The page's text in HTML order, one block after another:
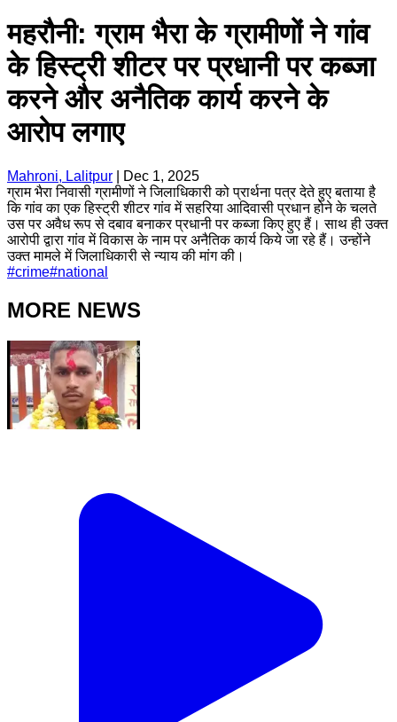
महरौनी: ग्राम भैरा के ग्रामीणों ने गांव
के हिस्ट्री शीटर पर प्रधानी पर कब्जा
करने और अनैतिक कार्य करने के
आरोप लगाए
Mahroni, Lalitpur
Dec 1, 2025
ग्राम भैरा निवासी ग्रामीणों ने जिलाधिकारी को प्रार्थना पत्र देते हुए बताया है
कि गांव का एक हिस्ट्री शीटर गांव में सहरिया आदिवासी प्रधान होने के चलते
उस पर अवैध रूप से दबाव बनाकर प्रधानी पर कब्जा किए हुए हैं। साथ ही उक्त
आरोपी द्वारा गांव में विकास के नाम पर अनैतिक कार्य किये जा रहे हैं। उन्होंने
उक्त मामले में जिलाधिकारी से न्याय की मांग की।
#crime#national
MORE NEWS